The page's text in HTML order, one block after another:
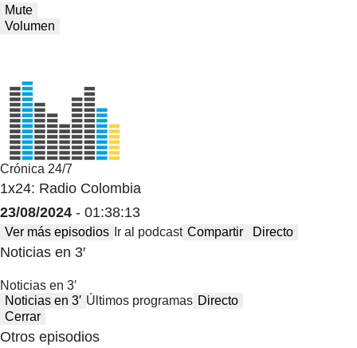
Mute
Volumen
Crónica 24/7
1x24: Radio Colombia
23/08/2024 - 01:38:13
Ver más episodios Ir al podcast Compartir Directo
Noticias en 3′
Noticias en 3′
Noticias en 3′ Últimos programas Directo
Cerrar
Otros episodios